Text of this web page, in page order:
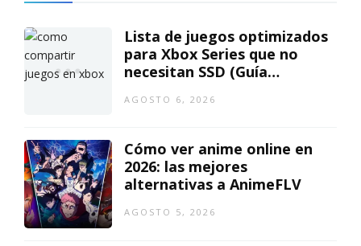
Lista de juegos optimizados
para Xbox Series que no
necesitan SSD (Guía
AGOSTO 6, 2026
Cómo ver anime online en
2026: las mejores
alternativas a AnimeFLV
AGOSTO 5, 2026